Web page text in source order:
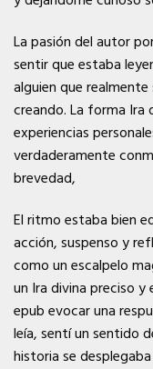
La pasión del autor
sentir que estaba
alguien que
creando. La forma Ira
experiencias
verdaderamente
brevedad,
El ritmo estaba bien
acción, suspenso y
como un escalpelo
un Ira divina preciso
epub evocar una
leía, sentí un sentido
historia se